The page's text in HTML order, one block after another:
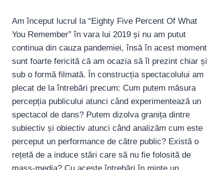
Am început lucrul la “Eighty Five Percent Of What
You Remember” în vara lui 2019 și nu am putut
continua din cauza pandemiei, însă în acest moment
sunt foarte fericită că am ocazia să îl prezint chiar și
sub o formă filmată. În construcția spectacolului am
plecat de la întrebări precum: Cum putem măsura
percepția publicului atunci când experimentează un
spectacol de dans? Putem dizolva granița dintre
subiectiv și obiectiv atunci când analizăm cum este
perceput un performance de către public? Există o
rețetă de a induce stări care să nu fie folosită de